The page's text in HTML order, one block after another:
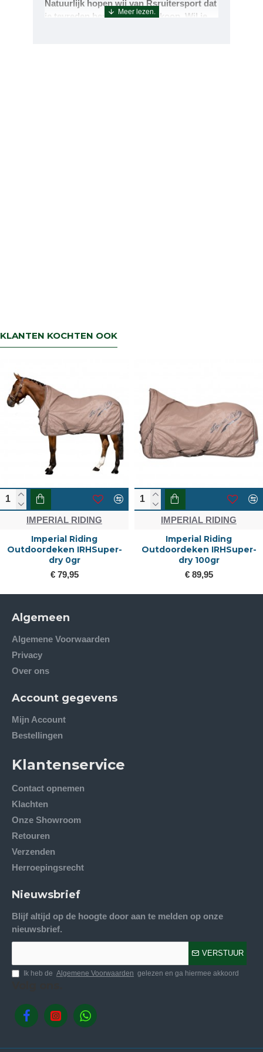
Natuurlijk hopen wij van Rsruitersport dat
je tevreden bent met uw aankoop. Wil je
KLANTEN KOCHTEN OOK
IMPERIAL RIDING
Imperial Riding
Outdoordeken IRHSuper-
dry 0gr
€ 79,95
IMPERIAL RIDING
Imperial Riding
Outdoordeken IRHSuper-
dry 100gr
€ 89,95
Algemeen
Algemene Voorwaarden
Privacy
Over ons
Account gegevens
Mijn Account
Bestellingen
Klantenservice
Contact opnemen
Klachten
Onze Showroom
Retouren
Verzenden
Herroepingsrecht
Nieuwsbrief
Blijf altijd op de hoogte door aan te melden op onze
nieuwsbrief.
VERSTUUR
Ik heb de Algemene Voorwaarden gelezen en ga hiermee akkoord